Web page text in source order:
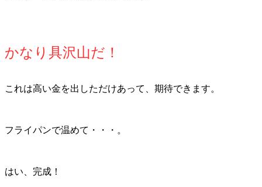
かなり具沢山だ！
これは高い金を出しただけあって、期待できます。
フライパンで温めて・・・。
はい、完成！